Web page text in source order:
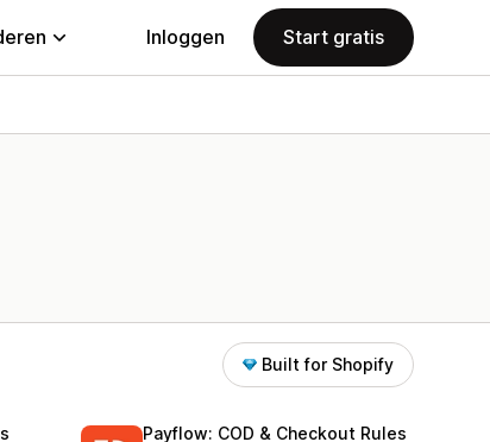
Inloggen Start gratis
Built for Shopify
Payflow: COD & Checkout Rules